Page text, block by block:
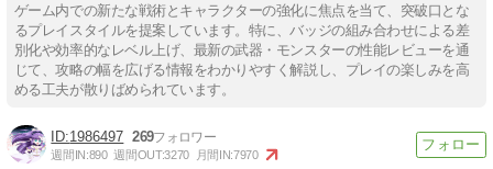
ゲーム内での新たな戦術とキャラクターの強化に焦点を当て、突破口とな
るプレイスタイルを提案しています。特に、バッジの組み合わせによる差
別化や効率的なレベル上げ、最新の武器・モンスターの性能レビューを通
じて、攻略の幅を広げる情報をわかりやすく解説し、プレイの楽しみを高
める工夫が散りばめられています。
1986497 269
週間IN:890 週間OUT:3270 月間IN:7970